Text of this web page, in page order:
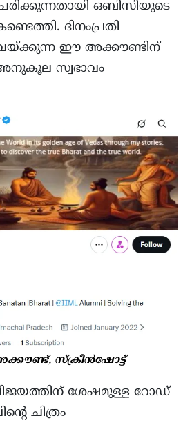
ഒബിസിയുടെ
ദിനംപ്രതി
ഈ അക്കൗണ്ടിന്
സ്വഭാവം
അക്കൗണ്ട്, സ്ക്രീന്‍ഷോട്ട്
ശേഷമുള്ള റോഡ്
ചിത്രം